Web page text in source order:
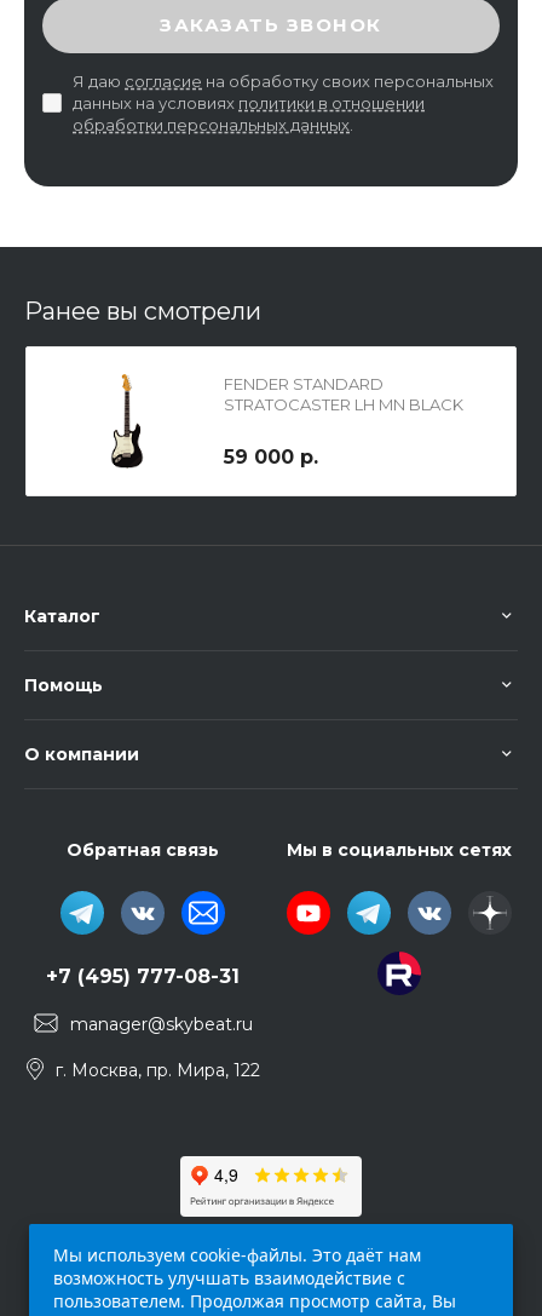
ВВЕДИТЕ ПРОВЕРОЧНЫЙ КОД
ЗАКАЗАТЬ ЗВОНОК
Я даю согласие на обработку своих персональных
данных на условиях политики в отношении
обработки персональных данных
Ранее вы смотрели
FENDER STANDARD
STRATOCASTER LH MN BLACK
левосторонняя, цвет - чёрный
59 000 р.
Каталог
Помощь
О компании
Обратная связь
+7 (495) 777-08-31
manager@skybeat.ru
г. Москва, пр. Мира, 122
Мы в социальных сетях
Мы используем cookie-файлы. Это даёт нам
возможность улучшать взаимодействие с
пользователем. Продолжая просмотр сайта, Вы